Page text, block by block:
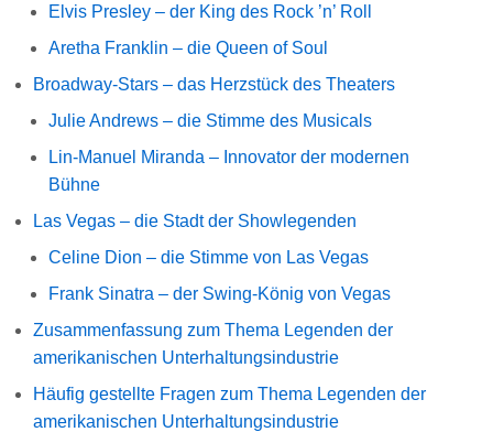
Elvis Presley – der King des Rock ’n’ Roll
Aretha Franklin – die Queen of Soul
Broadway-Stars – das Herzstück des Theaters
Julie Andrews – die Stimme des Musicals
Lin-Manuel Miranda – Innovator der modernen
Bühne
Las Vegas – die Stadt der Showlegenden
Celine Dion – die Stimme von Las Vegas
Frank Sinatra – der Swing-König von Vegas
Zusammenfassung zum Thema Legenden der
amerikanischen Unterhaltungsindustrie
Häufig gestellte Fragen zum Thema Legenden der
amerikanischen Unterhaltungsindustrie